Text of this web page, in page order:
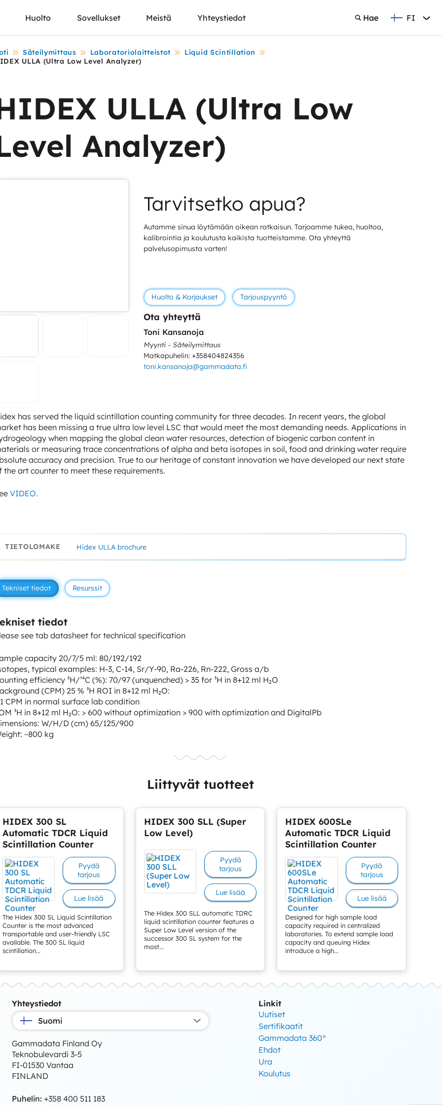
Huolto Sovellukset Meistä Yhteystiedot Hae
Hae Suomi
FI
Säteilymittaus Laboratoriolaitteistot
Liquid Scintillation
ULLA (Ultra Low Level Analyzer)
ULLA (Ultra Low
Analyzer)
Tarvitsetko apua?
Autamme sinua löytämään oikean ratkaisun. Tarjoamme tukea, huoltoa,
kalibrointia ja koulutusta kaikista tuotteistamme. Ota yhteyttä
palvelusopimusta varten!
Huolto & Korjaukset Tarjouspyyntö
has served the liquid scintillation counting community for three decades. In recent years, the global
has been missing a true ultra low level LSC that would meet the most demanding needs. Applications in
when mapping the global clean water resources, detection of biogenic carbon content in
or measuring trace concentrations of alpha and beta isotopes in soil, food and drinking water require
accuracy and precision. True to our heritage of constant innovation we have developed our next state
the art counter to meet these requirements.
VIDEO.
TIETOLOMAKE Hidex ULLA brochure
Ota yhteyttä
Toni Kansanoja
Myynti - Säteilymittaus
Matkapuhelin: +358404824356
toni.kansanoja@gammadata.fi
Tekniset tiedot Resurssit
tiedot
see tab datasheet for technical specification
capacity 20/7/5 ml: 80/192/192
typical examples: H-3, C-14, Sr/Y-90, Ra-226, Rn-222, Gross a/b
efficiency ³H/¹⁴C (%): 70/97 (unquenched) > 35 for ³H in 8+12 ml H₂O
(CPM) 25 % ³H ROI in 8+12 ml H₂O:
CPM in normal surface lab condition
³H in 8+12 ml H₂O: > 600 without optimization > 900 with optimization and DigitalPb
W/H/D (cm) 65/125/900
~800 kg
Liittyvät tuotteet
HIDEX 300 SL
Automatic TDCR Liquid
Scintillation Counter
The Hidex 300 SL Liquid Scintillation
Counter is the most advanced
transportable and user-friendly LSC
available. The 300 SL liquid
scintillation...
Pyydä
tarjous
Lue lisää
HIDEX 300 SLL (Super
Low Level)
The Hidex 300 SLL automatic TDRC
liquid scintillation counter features a
Super Low Level version of the
successor 300 SL system for the
most...
Pyydä
tarjous
Lue lisää
HIDEX 600SLe
Automatic TDCR Liquid
Scintillation Counter
Designed for high sample load
capacity required in centralized
laboratories. To extend sample load
capacity and queuing Hidex
introduce a high...
Pyydä
tarjous
Lue lisää
Yhteystiedot
Suomi
Gammadata Finland Oy
Teknobulevardi 3-5
FI-01530 Vantaa
FINLAND
Puhelin: +358 400 511 183
Linkit
Uutiset
Sertifikaatit
Gammadata 360°
Ehdot
Ura
Koulutus